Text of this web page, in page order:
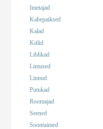
Imetajad
Kahepaiksed
Kalad
Kiilid
Liblikad
Limused
Linnud
Putukad
Roomajad
Seened
Soontaimed